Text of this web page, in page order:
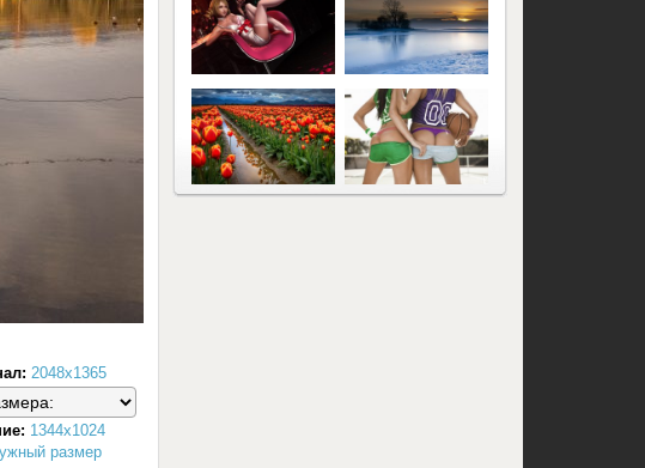
2048x1365
1344x1024
размер